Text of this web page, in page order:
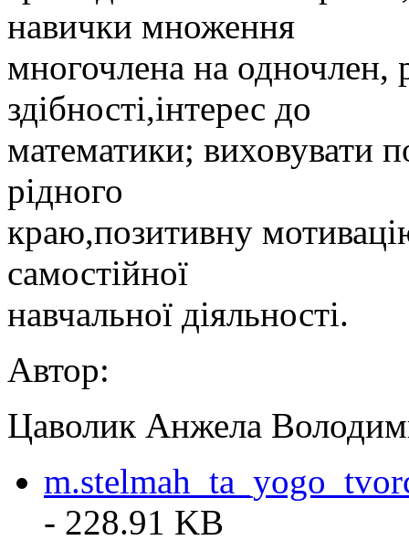
навички множення
многочлена на одночлен,
здібності,інтерес до
математики; виховувати
рідного
краю,позитивну
самостійної
навчальної діяльності.
Автор:
Цаволик Анжела
- 228.91 KB